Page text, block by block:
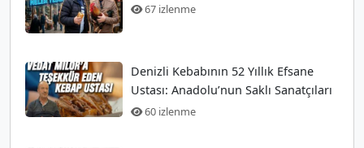
67 izlenme
Denizli Kebabının 52 Yıllık Efsane
Ustası: Anadolu’nun Saklı Sanatçıları
60 izlenme